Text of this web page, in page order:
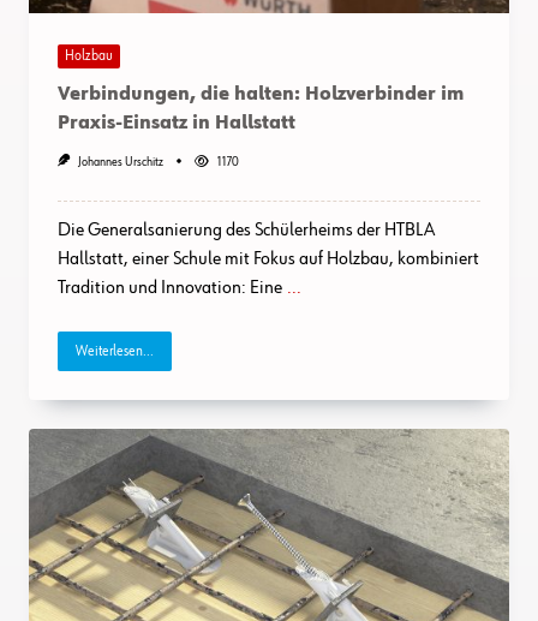
Holzbau
Verbindungen, die halten: Holzverbinder im
Praxis-Einsatz in Hallstatt
Johannes Urschitz 1170
Die Generalsanierung des Schülerheims der HTBLA
Hallstatt, einer Schule mit Fokus auf Holzbau, kombiniert
Tradition und Innovation: Eine ...
Weiterlesen...